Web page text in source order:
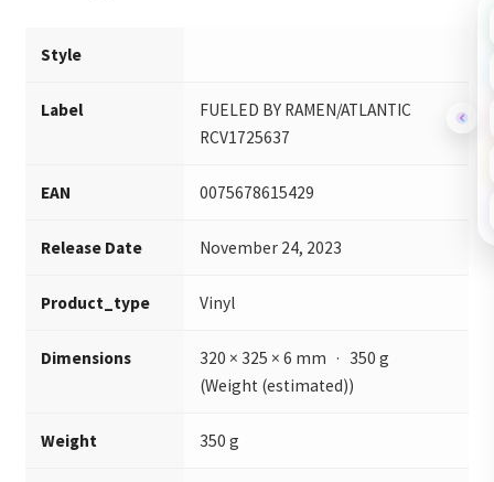
Style
Label
FUELED BY RAMEN/ATLANTIC
RCV1725637
EAN 0075678615429
Release Date November 24, 2023
Product_type Vinyl
Dimensions
320 × 325 × 6 mm · 350 g
(Weight (estimated))
Weight 350 g